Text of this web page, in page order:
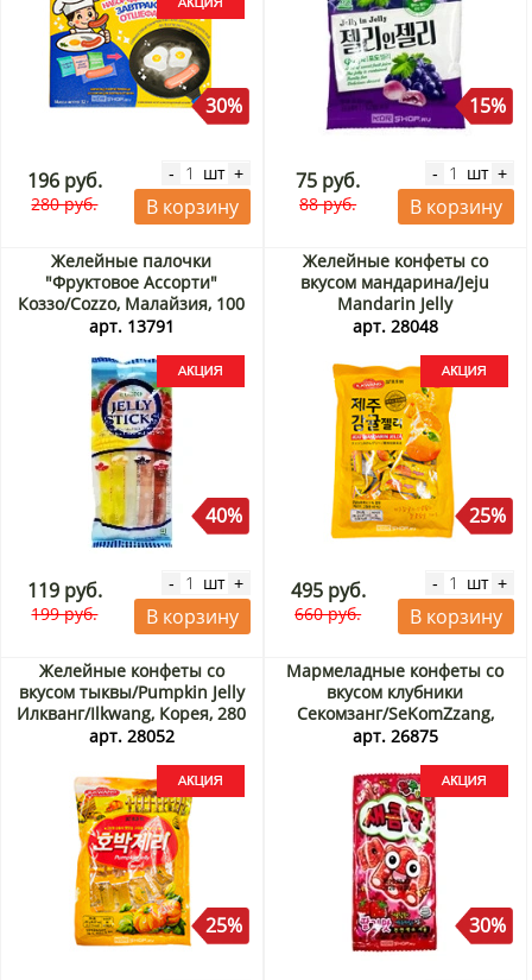
30%
196 руб.
280 руб.
- шт +
В корзину
15%
75 руб.
88 руб.
- шт +
В корзину
Желейные палочки
"Фруктовое Ассорти"
Коззо/Cozzo, Малайзия, 100
г Акция
арт. 13791
40%
119 руб.
199 руб.
- шт +
В корзину
Желейные конфеты со
вкусом мандарина/Jeju
Mandarin Jelly
Илкванг/Ilkwang, Корея, 280
арт. 28048
25%
495 руб.
660 руб.
- шт +
В корзину
Желейные конфеты со
вкусом тыквы/Pumpkin Jelly
Илкванг/Ilkwang, Корея, 280
г Акция
арт. 28052
25%
Мармеладные конфеты со
вкусом клубники
Секомзанг/SeKomZzang,
Корея, 35 г Акция
арт. 26875
30%